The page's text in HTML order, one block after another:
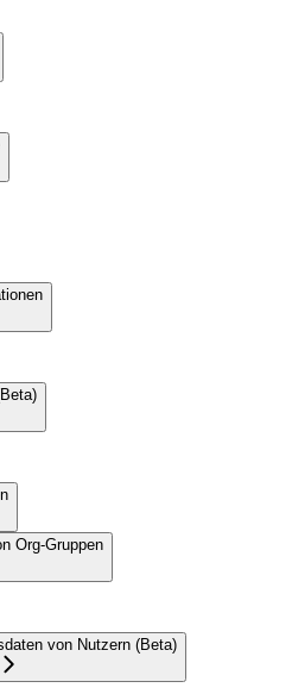
Org-Gruppen
von Nutzern (Beta)